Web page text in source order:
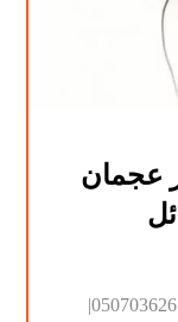
عجمان
شركة مكافحة الصراصير عجمان |0507036261|